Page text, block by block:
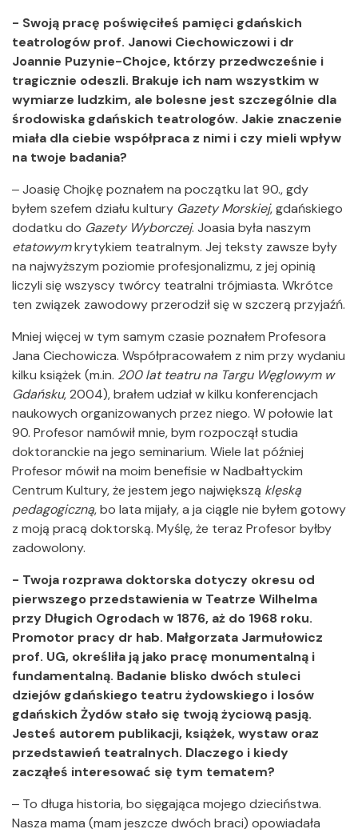
- Swoją pracę poświęciłeś pamięci gdańskich
teatrologów prof. Janowi Ciechowiczowi i dr
Joannie Puzynie-Chojce, którzy przedwcześnie i
tragicznie odeszli. Brakuje ich nam wszystkim w
wymiarze ludzkim, ale bolesne jest szczególnie dla
środowiska gdańskich teatrologów. Jakie znaczenie
miała dla ciebie współpraca z nimi i czy mieli wpływ
na twoje badania?
‒ Joasię Chojkę poznałem na początku lat 90., gdy
byłem szefem działu kultury Gazety Morskiej, gdańskiego
dodatku do Gazety Wyborczej. Joasia była naszym
etatowymkrytykiem teatralnym. Jej teksty zawsze były
na najwyższym poziomie profesjonalizmu, z jej opinią
liczyli się wszyscy twórcy teatralni trójmiasta. Wkrótce
ten związek zawodowy przerodził się w szczerą przyjaźń.
Mniej więcej w tym samym czasie poznałem Profesora
Jana Ciechowicza. Współpracowałem z nim przy wydaniu
kilku książek (m.in. 200 lat teatru na Targu Węglowym w
Gdańsku, 2004), brałem udział w kilku konferencjach
naukowych organizowanych przez niego. W połowie lat
90. Profesor namówił mnie, bym rozpoczął studia
doktoranckie na jego seminarium. Wiele lat później
Profesor mówił na moim benefisie w Nadbałtyckim
Centrum Kultury, że jestem jego największą klęską
pedagogiczną, bo lata mijały, a ja ciągle nie byłem gotowy
z moją pracą doktorską. Myślę, że teraz Profesor byłby
zadowolony.
- Twoja rozprawa doktorska dotyczy okresu od
pierwszego przedstawienia w Teatrze Wilhelma
przy Długich Ogrodach w 1876, aż do 1968 roku.
Promotor pracy dr hab. Małgorzata Jarmułowicz
prof. UG, określiła ją jako pracę monumentalną i
fundamentalną. Badanie blisko dwóch stuleci
dziejów gdańskiego teatru żydowskiego i losów
gdańskich Żydów stało się twoją życiową pasją.
Jesteś autorem publikacji, książek, wystaw oraz
przedstawień teatralnych. Dlaczego i kiedy
zacząłeś interesować się tym tematem?
‒ To długa historia, bo sięgająca mojego dzieciństwa.
Nasza mama (mam jeszcze dwóch braci) opowiadała